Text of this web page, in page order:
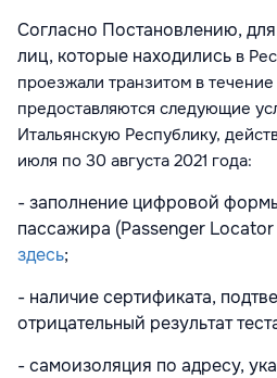
Согласно Постановлению,
лиц, которые находились в
проезжали транзитом в
предоставляются следующие
Итальянскую Республику,
июля по 30 августа 2021 года:
- заполнение цифровой
пассажира (Passenger
здесь;
- наличие сертификата,
отрицательный результат
- самоизоляция по адресу,